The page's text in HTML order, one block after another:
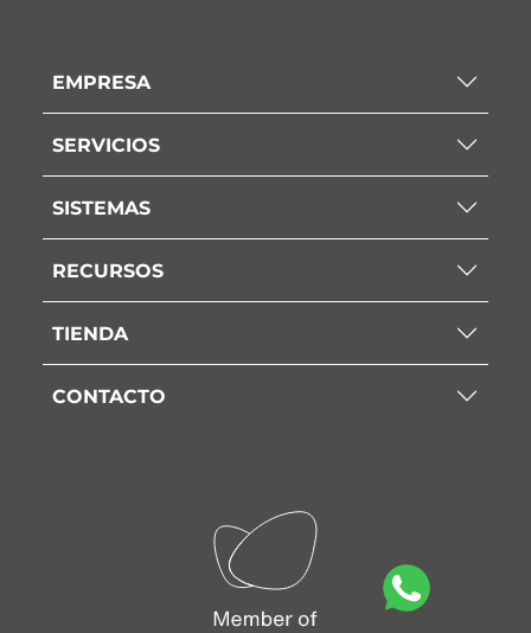
EMPRESA
SERVICIOS
SISTEMAS
RECURSOS
TIENDA
CONTACTO